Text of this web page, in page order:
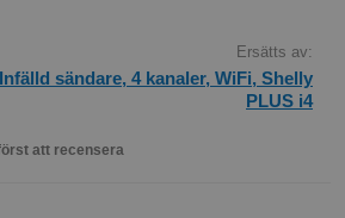
Ersätts av:
sändare, 4 kanaler, WiFi, Shelly
PLUS i4
att recensera